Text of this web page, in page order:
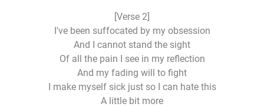
[Verse 2]
I've been suffocated by my obsession
And I cannot stand the sight
Of all the pain I see in my reflection
And my fading will to fight
I make myself sick just so I can hate this
A little bit more